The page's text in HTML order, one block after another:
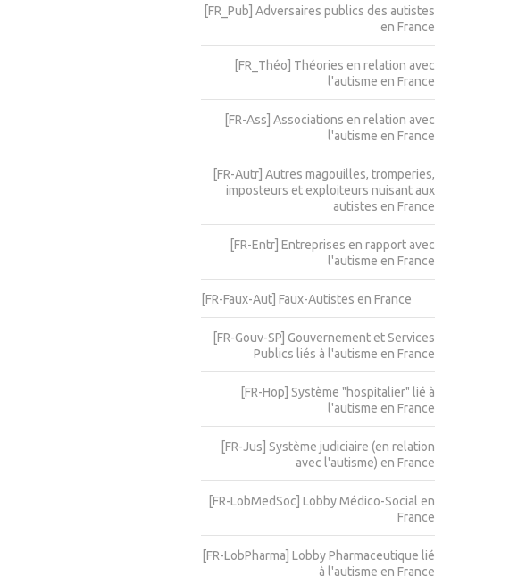
[FR_Pub] Adversaires publics des autistes
en France
[FR_Théo] Théories en relation avec
l'autisme en France
[FR-Ass] Associations en relation avec
l'autisme en France
[FR-Autr] Autres magouilles, tromperies,
imposteurs et exploiteurs nuisant aux
autistes en France
[FR-Entr] Entreprises en rapport avec
l'autisme en France
[FR-Faux-Aut] Faux-Autistes en France
[FR-Gouv-SP] Gouvernement et Services
Publics liés à l'autisme en France
[FR-Hop] Système "hospitalier" lié à
l'autisme en France
[FR-Jus] Système judiciaire (en relation
avec l'autisme) en France
[FR-LobMedSoc] Lobby Médico-Social en
France
[FR-LobPharma] Lobby Pharmaceutique lié
à l'autisme en France